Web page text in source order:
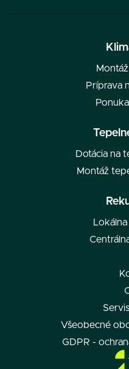
Príprava
Dotácia na
Montáž
Všeobecné
GDPR -